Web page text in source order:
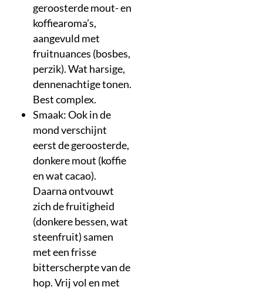
geroosterde mout- en
koffiearoma’s,
aangevuld met
fruitnuances (bosbes,
perzik). Wat harsige,
dennenachtige tonen.
Best complex.
Smaak: Ook in de
mond verschijnt
eerst de geroosterde,
donkere mout (koffie
en wat cacao).
Daarna ontvouwt
zich de fruitigheid
(donkere bessen, wat
steenfruit) samen
met een frisse
bitterscherpte van de
hop. Vrij vol en met